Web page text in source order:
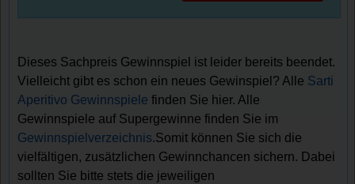
Dieses Sachpreis Gewinnspiel ist leider bereits beendet.
Vielleicht gibt es schon ein neues Gewinspiel? Alle Sarti
Aperitivo Gewinnspiele finden Sie hier. Alle
Gewinnspiele auf Supergewinne finden Sie im
Gewinnspielverzeichnis.Somit können Sie sich die
vielfältigen, zusätzlichen Gewinnchancen sichern. Dabei
sollten Sie bitte stets die jeweiligen